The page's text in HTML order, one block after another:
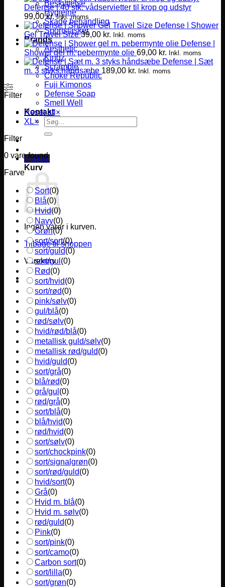
Beskyttelse
Hygiejne
Skade behandling
Sportstasker
Brands
Aesthetic
Kingz
Scramble
Choke Republic
Fuji Kimonos
Defense Soap
Smell Well
Kontakt
Søg
efter:
0,00 kr.
Kurv
Ingen varer i kurven.
Tilbage til shoppen
Varekurv
Defense | 40 stk. vådservietter til krop og udstyr
99,00kr. Inkl. moms
Defense | Shower
Gel Travel Size 39,00 kr. Inkl. moms
Defense |
Shower gel m. pebermynte olie 69,00 kr. Inkl. moms
Defense | Sæt
m. 3 styks håndsæbe 189,00 kr. Inkl. moms
Filter
Reset all ×
XL×
Filter
0 vare found
Farve
Sort(0)
Blå(0)
Hvid(0)
Navy(0)
Grøn(0)
sort/sort(0)
sort/guld(0)
sort/gul (0)
Rød(0)
sort/hvid(0)
sort/rød(0)
pink/sølv(0)
gul/blå(0)
rød/sølv(0)
hvid/rød/blå(0)
metallisk guld/sølv(0)
metallisk rød/guld(0)
hvid/guld(0)
sort/grå(0)
blå/rød(0)
grå/gul (0)
rød/grå(0)
sort/blå(0)
blå/hvid(0)
rød/hvid(0)
sort/sølv(0)
sort/chockpink(0)
sort/signalgrøn(0)
sort/rød/guld(0)
hvid/sort(0)
Grå(0)
Hvid m. blå(0)
Hvid m. sølv(0)
rød/guld(0)
Pink(0)
sort/pink(0)
sort/camo(0)
Carbon sort(0)
sort/lilla(0)
sort/grøn(0)